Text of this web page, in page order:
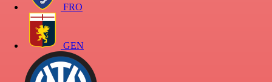
FRO
GEN